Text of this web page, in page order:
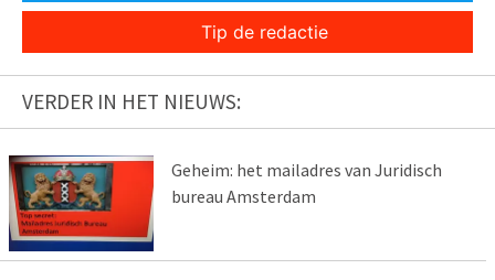
Tip de redactie
VERDER IN HET NIEUWS:
Geheim: het mailadres van Juridisch
bureau Amsterdam